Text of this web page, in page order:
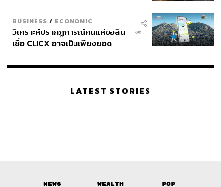
อ้างอิง:
KPMG generative AI survey report: Consumer and
retail
สามารถติดตาม THE STANDARD WEALTH
BUSINESS / ECONOMIC
วิเคราะห์ปรากฏการณ์คนแห่ขอสิน
เชื่อ CLICX อาจเป็นเพียงยอด
เรือนไทยที่ถูกซุกไว้
...
LATEST STORIES
News Wealth Pop